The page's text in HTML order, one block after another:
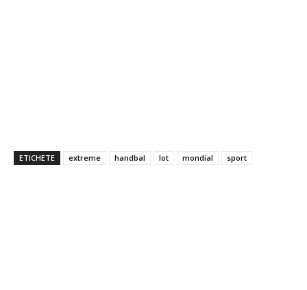
ETICHETE extreme handbal lot mondial sport